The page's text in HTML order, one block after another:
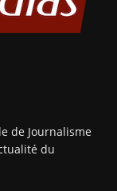
de Journalisme
du